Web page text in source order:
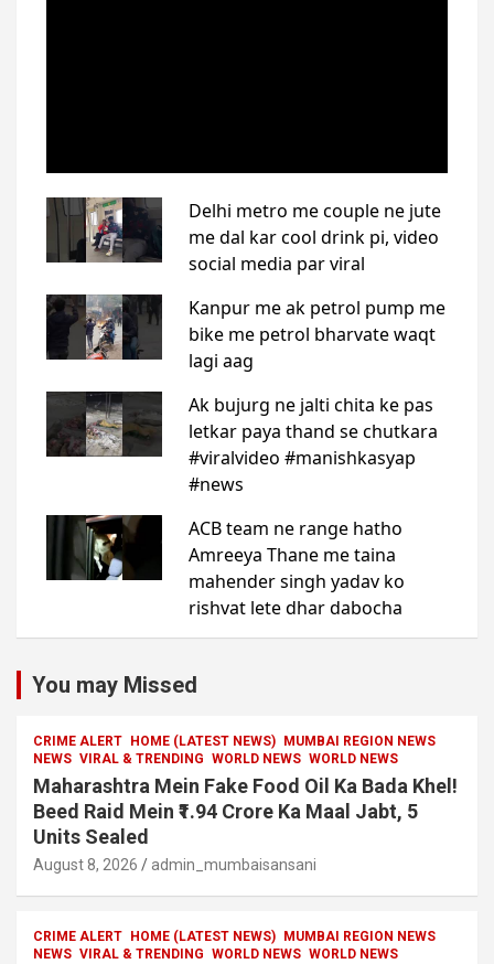
You may Missed
CRIME ALERT HOME (LATEST NEWS)
MUMBAI REGION NEWS
NEWS VIRAL & TRENDING WORLD NEWS WORLD NEWS
Maharashtra Mein Fake Food Oil Ka Bada Khel!
Beed Raid Mein ₹1.94 Crore Ka Maal Jabt, 5
Units Sealed
August 8, 2026 admin_mumbaisansani
CRIME ALERT HOME (LATEST NEWS)
MUMBAI REGION NEWS
NEWS VIRAL & TRENDING WORLD NEWS WORLD NEWS